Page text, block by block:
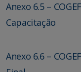
Anexo 6.5 –
Capacitação
Anexo 6.6 –